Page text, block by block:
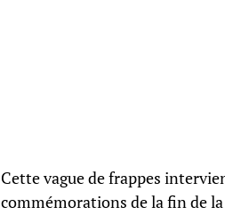
Cette vague de frappes
commémorations de la fin de